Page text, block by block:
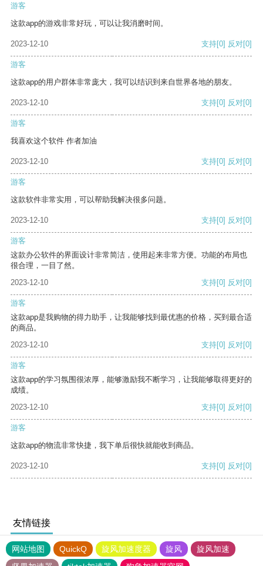
游客
这款app的游戏非常好玩，可以让我消磨时间。
2023-12-10 支持[0] 反对[0]
游客
这款app的用户群体非常庞大，我可以结识到来自世界各地的朋友。
2023-12-10 支持[0] 反对[0]
游客
我喜欢这个软件 作者加油
2023-12-10 支持[0] 反对[0]
游客
这款软件非常实用，可以帮助我解决很多问题。
2023-12-10 支持[0] 反对[0]
游客
这款办公软件的界面设计非常简洁，使用起来非常方便。功能的布局也
很合理，一目了然。
2023-12-10
支持[0] 反对[0]
游客
这款app是我购物的得力助手，让我能够找到最优惠的价格，买到最合适
的商品。
2023-12-10
支持[0] 反对[0]
游客
这款app的学习氛围很浓厚，能够激励我不断学习，让我能够取得更好的
成绩。
2023-12-10
支持[0] 反对[0]
游客
这款app的物流非常快捷，我下单后很快就能收到商品。
2023-12-10 支持[0] 反对[0]
友情链接
网站地图 QuickQ 旋风加速度器 旋风
旋风加速